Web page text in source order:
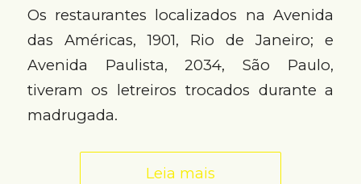
Os restaurantes localizados na Avenida
das Américas, 1901, Rio de Janeiro; e
Avenida Paulista, 2034, São Paulo,
tiveram os letreiros trocados durante a
madrugada.
Leia mais